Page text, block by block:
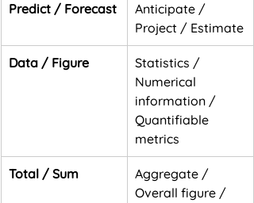
Predict / Forecast
Anticipate /
Project / Estimate
Data / Figure
Statistics /
Numerical
information /
Quantifiable
metrics
Total / Sum
Aggregate /
Overall figure /